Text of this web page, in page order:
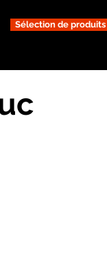
Sélection de produits